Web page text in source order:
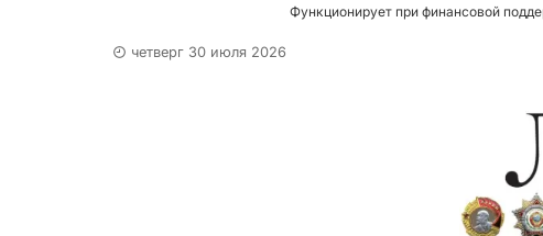
Функционирует при финансовой
четверг 30 июля 2026